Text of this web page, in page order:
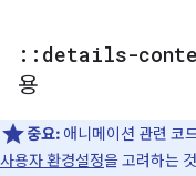
:: details-
용
중요: 애니메이션 관련 코
사용자 환경설정을 고려하는